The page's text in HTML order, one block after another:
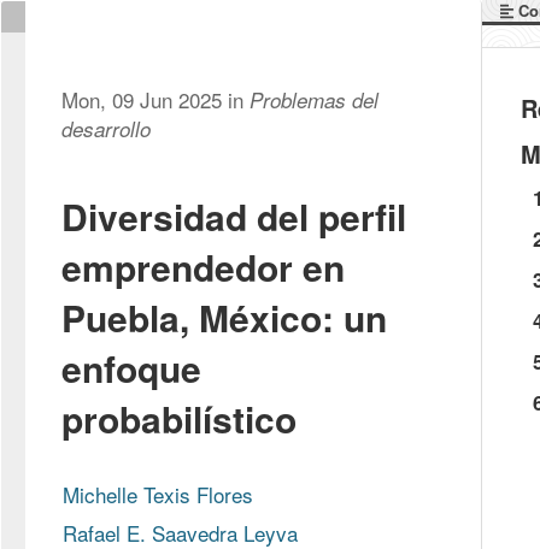
Mon, 09 Jun 2025 in Problemas del
desarrollo
Diversidad del perfil
emprendedor en
Puebla, México: un
enfoque
probabilístico
Michelle Texis Flores
Rafael E. Saavedra Leyva